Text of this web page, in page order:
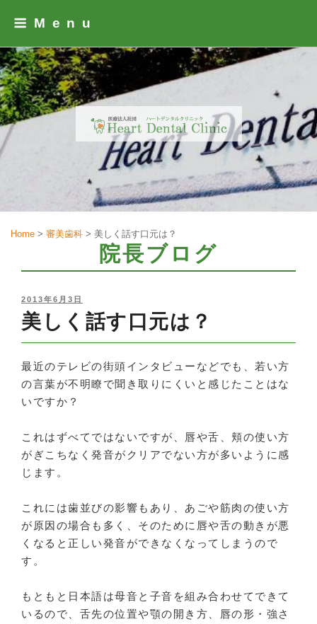
Menu
Home > 審美歯科 > 美しく話す口元は？
院長ブログ
POSTED
ON
2013年6月3日
美しく話す口元は？
最近のテレビの街頭インタビューなどでも、若い方
の言葉が不明瞭で聞き取りにくいと感じたことはな
いですか？
これはずべてではないですが、唇や舌、頬の使い方
がぎこちなく発音がクリアでない方が多いように感
じます。
これには歯並びの影響もあり、あごや筋肉の使い方
が原因の場合も多く、そのために唇や舌の動きが悪
くなると正しい発音ができなくなってしまうので
す。
もともと日本語は母音と子音を組み合わせてできて
いるので、舌先の位置や顎の開き方、唇の形・強さ